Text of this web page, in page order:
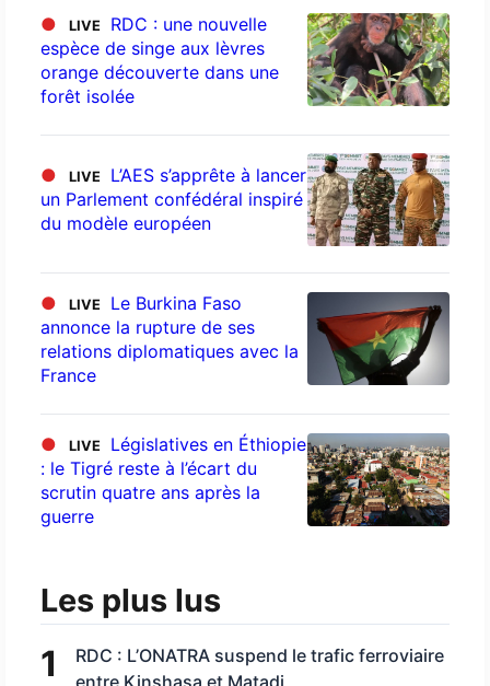
● LIVE
RDC : une nouvelle
espèce de singe aux lèvres
orange découverte dans une
forêt isolée
● LIVE
L’AES s’apprête à lancer
un Parlement confédéral inspiré
du modèle européen
● LIVE
Le Burkina Faso
annonce la rupture de ses
relations diplomatiques avec la
France
● LIVE
Législatives en Éthiopie
: le Tigré reste à l’écart du
scrutin quatre ans après la
guerre
Les plus lus
1
RDC : L’ONATRA suspend le trafic ferroviaire
entre Kinshasa et Matadi